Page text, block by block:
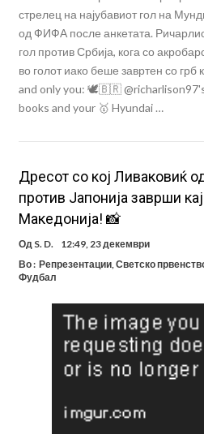
стрелец на најубавиот гол на
од ФИФА после анкетата.
гол против Србија, кога со
во голот иако беше завртен со
and only you: 🕊🇧🇷
books and your 🥇 Hyundai …
Дресот со кој Ливаковиќ
против Јапонија заврши
Македонија! 📸
Од S. D.
12:49, 23 декември
Во : Репрезентации,Светско
Фудбал